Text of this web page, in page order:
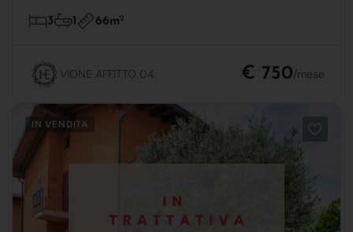
3 1 66m2
VIONE AFFITTO 04 € 750/mese
IN VENDITA